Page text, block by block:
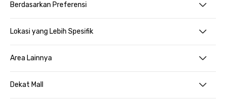
Berdasarkan Preferensi
Lokasi yang Lebih Spesifik
Area Lainnya
Dekat Mall